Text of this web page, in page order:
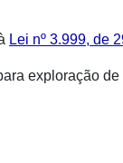
Lei nº 3.999, de
exploração de